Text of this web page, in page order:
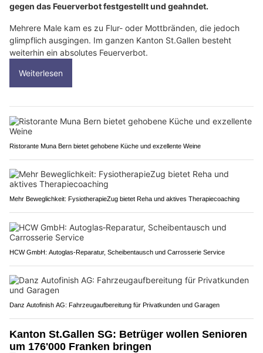
gegen das Feuerverbot festgestellt und geahndet.
Mehrere Male kam es zu Flur- oder Mottbränden, die jedoch
glimpflich ausgingen. Im ganzen Kanton St.Gallen besteht
weiterhin ein absolutes Feuerverbot.
Weiterlesen
Ristorante Muna Bern bietet gehobene Küche und exzellente Weine
Mehr Beweglichkeit: FysiotherapieZug bietet Reha und aktives Therapiecoaching
HCW GmbH: Autoglas‑Reparatur, Scheibentausch und Carrosserie Service
Danz Autofinish AG: Fahrzeugaufbereitung für Privatkunden und Garagen
Kanton St.Gallen SG: Betrüger wollen Senioren
um 176'000 Franken bringen